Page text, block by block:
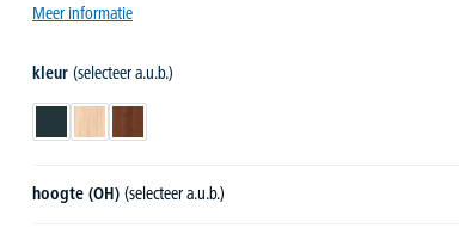
Meer informatie
kleur (selecteer a.u.b.)
hoogte (OH) (selecteer a.u.b.)